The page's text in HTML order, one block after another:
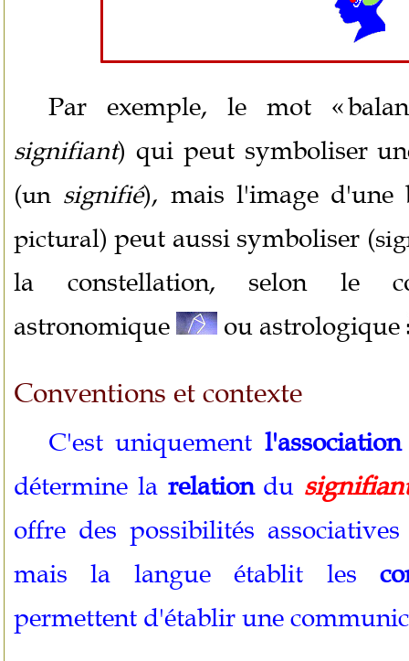
Par exemple, le mot «
signifiant) qui peut symboliser
(un signifié), mais l'image d'une
pictural) peut aussi symboliser
la constellation, selon le
astronomique
ou astrologique
Conventions et contexte
C'est uniquement
détermine la relationdu
offre des possibilités
mais la langue établit les
permettent d'établir une